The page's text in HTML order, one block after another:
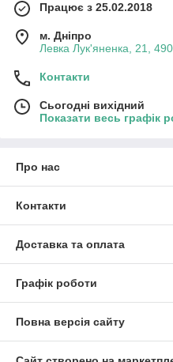
Працює з 25.02.2018
м. Дніпро
Левка Лук'яненка, 21,
Контакти
Сьогодні вихідний
Показати весь графік
Про нас
Контакти
Доставка та оплата
Графік роботи
Повна версія сайту